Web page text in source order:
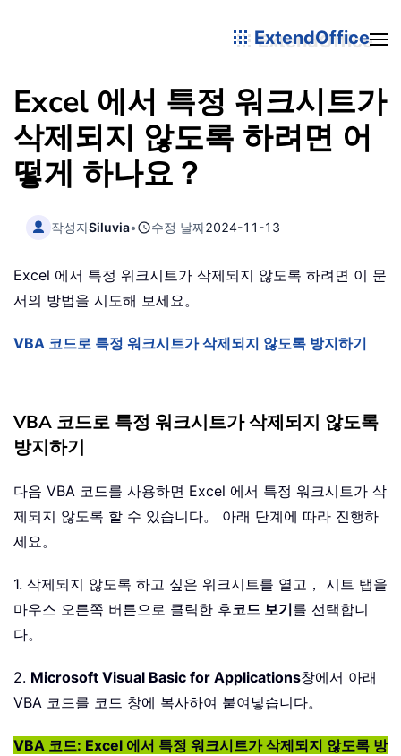
ExtendOffice
Excel 에서 특정 워크시트가
삭제되지 않도록 하려면 어
떻게 하나요？
작성자Siluvia• 수정 날짜2024-11-13
Excel 에서 특정 워크시트가 삭제되지 않도록 하려면 이 문
서의 방법을 시도해 보세요。
VBA 코드로 특정 워크시트가 삭제되지 않도록 방지하기
VBA 코드로 특정 워크시트가 삭제되지 않도록
방지하기
다음 VBA 코드를 사용하면 Excel 에서 특정 워크시트가 삭
제되지 않도록 할 수 있습니다。 아래 단계에 따라 진행하
세요。
1. 삭제되지 않도록 하고 싶은 워크시트를 열고， 시트 탭을
마우스 오른쪽 버튼으로 클릭한 후코드 보기를 선택합니
다。
2. Microsoft Visual Basic for Applications창에서 아래
VBA 코드를 코드 창에 복사하여 붙여넣습니다。
VBA 코드: Excel 에서 특정 워크시트가 삭제되지 않도록 방